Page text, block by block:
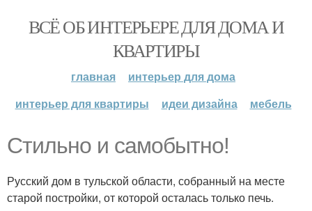
ВСЁ ОБ ИНТЕРЬЕРЕ ДЛЯ ДОМА И
КВАРТИРЫ
главная
интерьер для дома
интерьер для квартиры
идеи дизайна мебель
Стильно и самобытно!
Русский дом в тульской области, собранный на месте
старой постройки, от которой осталась только печь.